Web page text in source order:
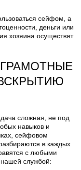
сейфом, а
деньги или
хозяина осуществят
сложная, не под
навыков и
сейфовом
в каждых
с любыми
службой: